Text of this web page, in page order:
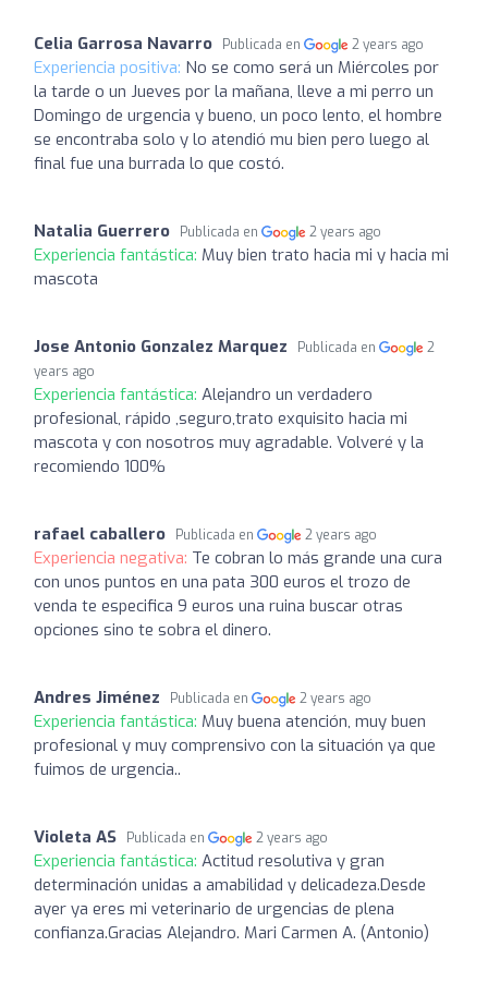
Celia Garrosa Navarro Publicada en 2 years ago
Experiencia positiva: No se como será un Miércoles por
la tarde o un Jueves por la mañana, lleve a mi perro un
Domingo de urgencia y bueno, un poco lento, el hombre
se encontraba solo y lo atendió mu bien pero luego al
final fue una burrada lo que costó.
Natalia Guerrero Publicada en 2 years ago
Experiencia fantástica: Muy bien trato hacia mi y hacia mi
mascota
Jose Antonio Gonzalez Marquez Publicada en
2
years ago
Experiencia fantástica: Alejandro un verdadero
profesional, rápido ,seguro,trato exquisito hacia mi
mascota y con nosotros muy agradable. Volveré y la
recomiendo 100%
rafael caballero Publicada en 2 years ago
Experiencia negativa: Te cobran lo más grande una cura
con unos puntos en una pata 300 euros el trozo de
venda te especifica 9 euros una ruina buscar otras
opciones sino te sobra el dinero.
Andres Jiménez Publicada en 2 years ago
Experiencia fantástica: Muy buena atención, muy buen
profesional y muy comprensivo con la situación ya que
fuimos de urgencia..
Violeta AS Publicada en 2 years ago
Experiencia fantástica: Actitud resolutiva y gran
determinación unidas a amabilidad y delicadeza.Desde
ayer ya eres mi veterinario de urgencias de plena
confianza.Gracias Alejandro. Mari Carmen A. (Antonio)